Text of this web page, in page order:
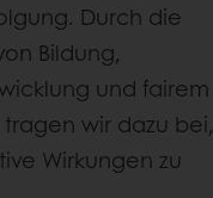
Durch die
Bildung,
und fairem
wir dazu bei,
Wirkungen zu